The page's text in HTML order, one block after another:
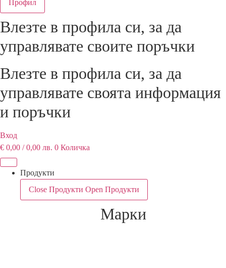
Профил
Влезте в профила си, за да
управлявате своитe поръчки
Влезте в профила си, за да
управлявате своята информация
и поръчки
Вход
€ 0,00 / 0,00 лв. 0 Количка
Продукти
Close Продукти Open Продукти
Марки